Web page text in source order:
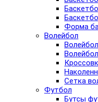
Форма
Волейбол
Сетка
Футбол
Бутсы